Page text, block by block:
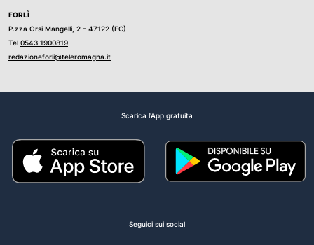
FORLÌ
P.zza Orsi Mangelli, 2 – 47122 (FC)
Tel 0543 1900819
redazioneforli@teleromagna.it
Scarica l'App gratuita
Seguici sui social